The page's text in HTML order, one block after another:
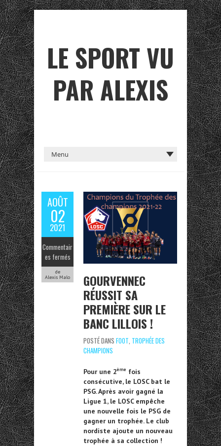
LE SPORT VU
PAR ALEXIS
AOÛT
02
2021
Commentair
es fermés
de
Alexis Malo
GOURVENNEC
RÉUSSIT SA
PREMIÈRE SUR LE
BANC LILLOIS !
POSTÉ DANS FOOT TROPHÉE DES
CHAMPIONS
Pour une 2ème fois
consécutive, le LOSC bat le
PSG. Après avoir gagné la
Ligue 1, le LOSC empêche
une nouvelle fois le PSG de
gagner un trophée. Le club
nordiste ajoute un nouveau
trophée à sa collection !